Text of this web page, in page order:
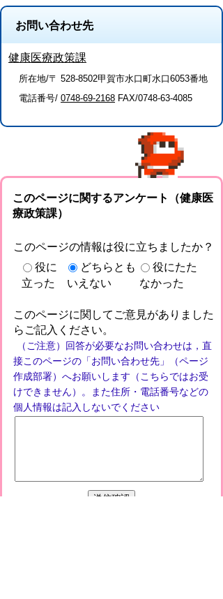
お問い合わせ先
健康医療政策課
所在地/〒 528-8502甲賀市水口町水口6053番地
電話番号/ 0748-69-2168 FAX/0748-63-4085
このページに関するアンケート（健康医
療政策課）
このページの情報は役に立ちましたか？
役に
立った
どちらとも
いえない
役にたた
なかった
このページに関してご意見がありました
らご記入ください。
（ご注意）回答が必要なお問い合わせは，直
接このページの「お問い合わせ先」（ページ
作成部署）へお願いします（こちらではお受
けできません）。また住所・電話番号などの
個人情報は記入しないでください